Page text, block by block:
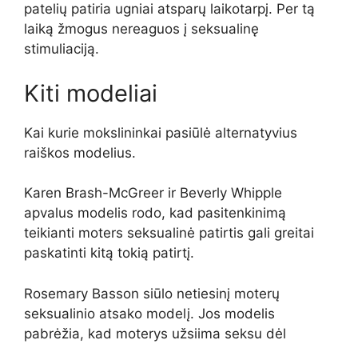
patelių patiria ugniai atsparų laikotarpį. Per tą
laiką žmogus nereaguos į seksualinę
stimuliaciją.
Kiti modeliai
Kai kurie mokslininkai pasiūlė alternatyvius
raiškos modelius.
Karen Brash-McGreer ir Beverly Whipple
apvalus modelis rodo, kad pasitenkinimą
teikianti moters seksualinė patirtis gali greitai
paskatinti kitą tokią patirtį.
Rosemary Basson siūlo netiesinį moterų
seksualinio atsako modelį. Jos modelis
pabrėžia, kad moterys užsiima seksu dėl